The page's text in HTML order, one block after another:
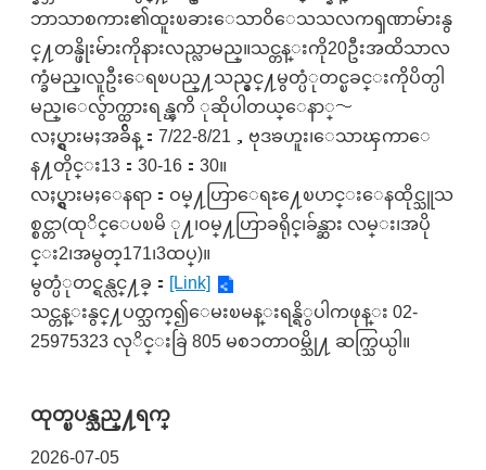
ဘာသာစကား၏ထူးၿခားေသာဝိေသသလကၡဏာမ်ားနွ
င္႔တန္ဖိုးမ်ားကိုနားလည္လာမည္။သင္တန္းကို20ဦးအထိသာလ
က္ခံမည္၊လူဦးေရၿပည္႔သည္နွင္႔မွတ္ပံုတင္ၿခင္းကိုပိတ္ပါ
မည္၊ေလွ်ာက္ထားရန္ၾကိ ုဆိုပါတယ္ေနာ္〜
လႈပ္ရွားမႈအခ်ိန္：7/22-8/21，ဗုဒၶဟူး၊ေသာၾကာေ
န႔တိုင္း13：30-16：30။
လႈပ္ရွားမႈေနရာ：ဝမ္႔ဟြာေရႊ႔ေၿပာင္းေနထိုင္သူသ
စ္စင္တာ(ထုိင္ေပၿမိ ု႔၊ဝမ္႔ဟြာခရိုင္၊ခ်န္ဆား လမ္း၊အပို
င္း2၊အမွတ္171၊3ထပ္)။
မွတ္ပံုတင္ရန္လင္႔ခ္： [Link]
သင္တန္းနွင္႔ပတ္သက္၍ေမးၿမန္းရန္ရိွပါကဖုန္း 02-
25975323 လုိင္းခြဲ 805 မစၥတာဝမ္သို႔ ဆက္သြယ္ပါ။
ထုတ္ၿပန္သည္႔ရက္
2026-07-05